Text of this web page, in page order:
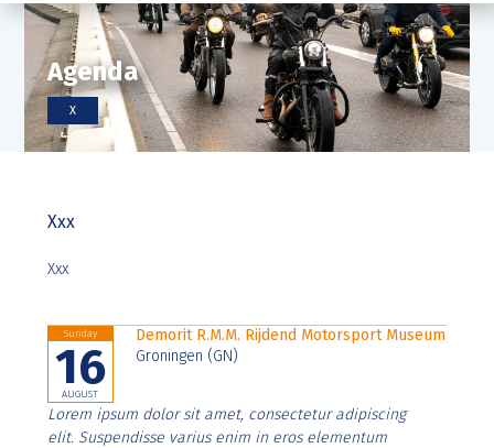
Agenda
X
Xxx
Xxx
Sunday
16
AUGUST
Demorit R.M.M. Rijdend Motorsport Museum
Groningen (GN)
Lorem ipsum dolor sit amet, consectetur adipiscing
elit. Suspendisse varius enim in eros elementum